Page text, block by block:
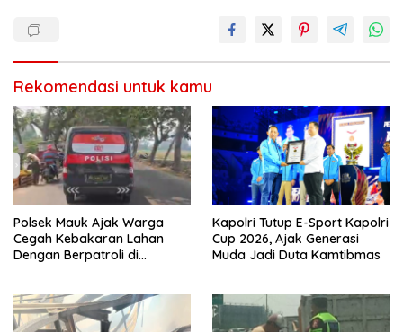
Rekomendasi untuk kamu
Polsek Mauk Ajak Warga
Cegah Kebakaran Lahan
Dengan Berpatroli di
Kapolri Tutup E-Sport Kapolri
Cup 2026, Ajak Generasi
Muda Jadi Duta Kamtibmas